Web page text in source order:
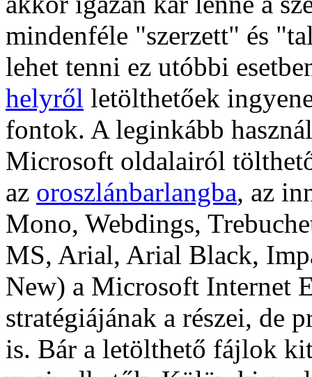
mindenféle "szerzett" és
lehet tenni ez utóbbi
helyről letölthetőek
fontok. A leginkább
Microsoft oldalairól
az oroszlánbarlangba, az
Mono, Webdings,
MS, Arial, Arial Black,
New) a Microsoft Internet
stratégiájának a részei, de
is. Bár a letölthető fájlok